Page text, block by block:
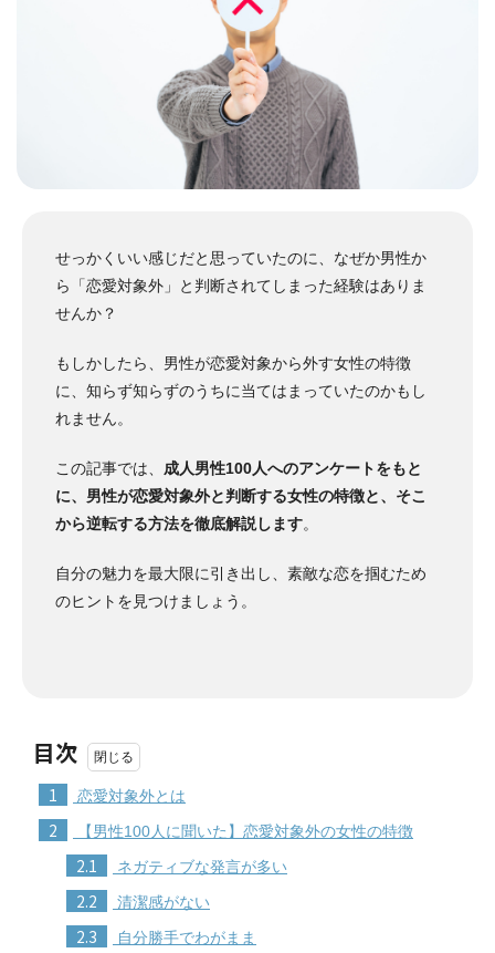
せっかくいい感じだと思っていたのに、なぜか男性か
ら「恋愛対象外」と判断されてしまった経験はありま
せんか？
もしかしたら、男性が恋愛対象から外す女性の特徴
に、知らず知らずのうちに当てはまっていたのかもし
れません。
この記事では、 成人男性100人へのアンケートをもと
に、男性が恋愛対象外と判断する女性の特徴と、そこ
から逆転する方法を徹底解説します。
自分の魅力を最大限に引き出し、素敵な恋を掴むため
のヒントを見つけましょう。
目次
1 恋愛対象外とは
2 【男性100人に聞いた】恋愛対象外の女性の特徴
2.1 ネガティブな発言が多い
2.2 清潔感がない
2.3 自分勝手でわがまま